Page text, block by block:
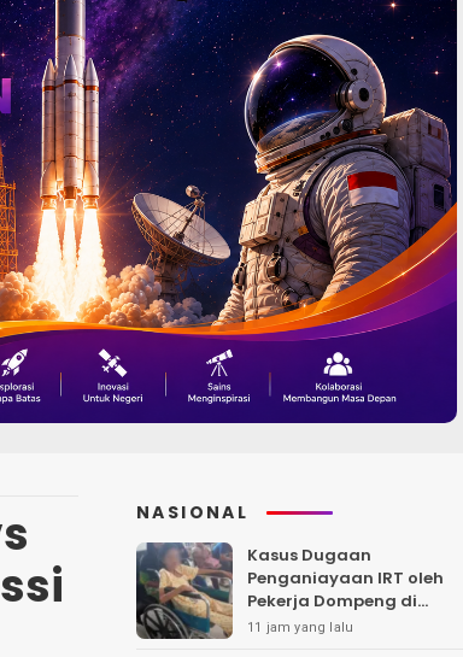
NASIONAL
Kasus Dugaan
Penganiayaan IRT oleh
Pekerja Dompeng di
Batanghari Jalan 7 Bulan,
11 jam yang lalu